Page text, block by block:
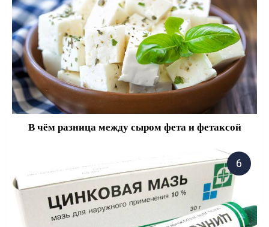
В чём разница между сыром фета и фетаксой